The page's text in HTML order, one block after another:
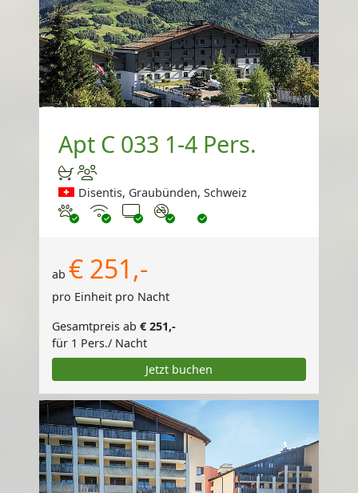
Apt C 033 1-4 Pers.
Disentis, Graubünden, Schweiz
Haustiere erlaubt
Internet
TV Nichtraucher
ab € 251,-
pro Einheit pro Nacht
Gesamtpreis ab € 251,-
für 1 Pers./ Nacht
Jetzt buchen